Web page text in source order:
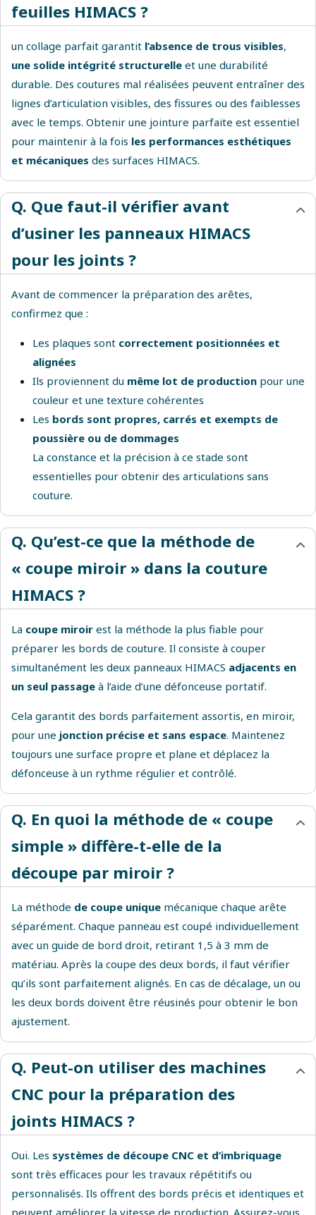
feuilles HIMACS ?
un collage parfait garantit l’absence de trous visibles,
une solide intégrité structurelle et une durabilité
durable. Des coutures mal réalisées peuvent entraîner des
lignes d’articulation visibles, des fissures ou des faiblesses
avec le temps. Obtenir une jointure parfaite est essentiel
pour maintenir à la fois les performances esthétiques
et mécaniques des surfaces HIMACS.
Q. Que faut-il vérifier avant
d’usiner les panneaux HIMACS
pour les joints ?
Avant de commencer la préparation des arêtes,
confirmez que :
Les plaques sont correctement positionnées et
alignées
Ils proviennent du même lot de production pour une
couleur et une texture cohérentes
Les bords sont propres, carrés et exempts de
poussière ou de dommages
La constance et la précision à ce stade sont
essentielles pour obtenir des articulations sans
couture.
Q. Qu’est-ce que la méthode de
« coupe miroir » dans la couture
HIMACS ?
La coupe miroir est la méthode la plus fiable pour
préparer les bords de couture. Il consiste à couper
simultanément les deux panneaux HIMACS adjacents en
un seul passage à l’aide d’une défonceuse portatif.
Cela garantit des bords parfaitement assortis, en miroir,
pour une jonction précise et sans espace. Maintenez
toujours une surface propre et plane et déplacez la
défonceuse à un rythme régulier et contrôlé.
Q. En quoi la méthode de « coupe
simple » diffère-t-elle de la
découpe par miroir ?
La méthode de coupe unique mécanique chaque arête
séparément. Chaque panneau est coupé individuellement
avec un guide de bord droit, retirant 1,5 à 3 mm de
matériau. Après la coupe des deux bords, il faut vérifier
qu’ils sont parfaitement alignés. En cas de décalage, un ou
les deux bords doivent être réusinés pour obtenir le bon
ajustement.
Q. Peut-on utiliser des machines
CNC pour la préparation des
joints HIMACS ?
Oui. Les systèmes de découpe CNC et d’imbriquage
sont très efficaces pour les travaux répétitifs ou
personnalisés. Ils offrent des bords précis et identiques et